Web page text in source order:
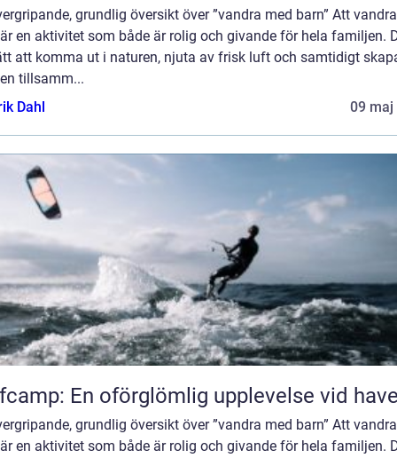
grundlig översikt över ”vandra med barn” Att
en aktivitet som både är rolig och givande för hela familjen.
att komma ut i naturen, njuta av frisk luft och samtidigt
tillsamm...
Dahl
09 maj
En oförglömlig upplevelse vid
grundlig översikt över ”vandra med barn” Att
en aktivitet som både är rolig och givande för hela familjen.